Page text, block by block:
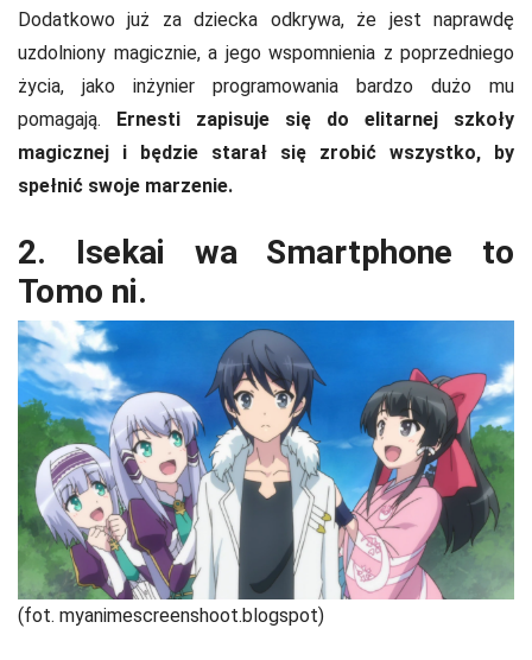
Dodatkowo już za dziecka odkrywa, że jest naprawdę
uzdolniony magicznie, a jego wspomnienia z poprzedniego
życia, jako inżynier programowania bardzo dużo mu
pomagają.
Ernesti zapisuje się do elitarnej szkoły
magicznej i będzie starał się zrobić wszystko, by
spełnić swoje marzenie.
2. Isekai wa Smartphone to
Tomo ni.
(fot. myanimescreenshoot.blogspot)